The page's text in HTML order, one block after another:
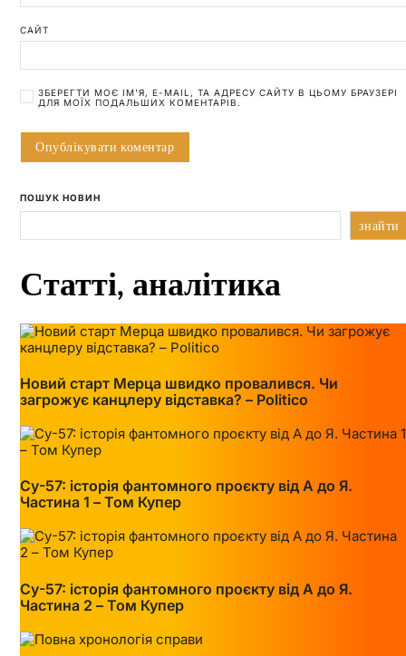
САЙТ
ЗБЕРЕГТИ МОЄ ІМ'Я, E-MAIL, ТА АДРЕСУ САЙТУ В ЦЬОМУ БРАУЗЕРІ
ДЛЯ МОЇХ ПОДАЛЬШИХ КОМЕНТАРІВ.
ПОШУК НОВИН
знайти
Статті, аналітика
Новий старт Мерца швидко провалився. Чи
загрожує канцлеру відставка? – Politico
Су-57: історія фантомного проєкту від А до Я.
Частина 1 – Том Купер
Су-57: історія фантомного проєкту від А до Я.
Частина 2 – Том Купер